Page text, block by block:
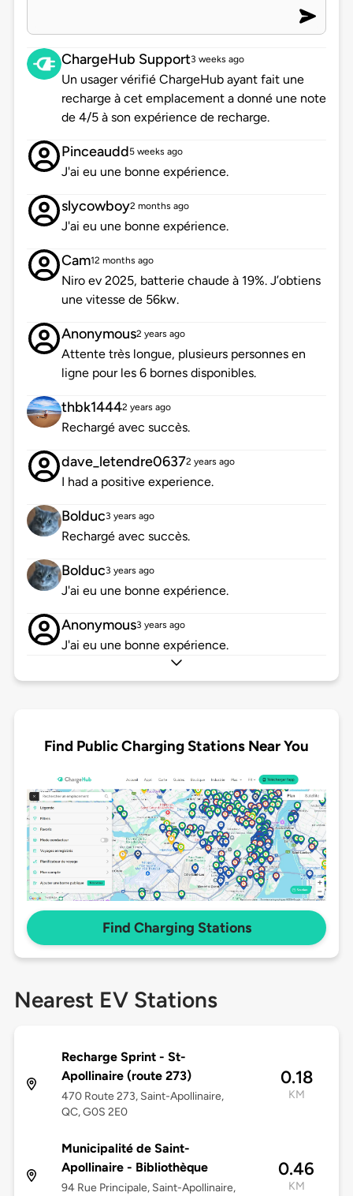
ChargeHub Support3 weeks ago
Un usager vérifié ChargeHub ayant fait une
recharge à cet emplacement a donné une note
de 4/5 à son expérience de recharge.
Pinceaudd5 weeks ago
J'ai eu une bonne expérience.
slycowboy2 months ago
J'ai eu une bonne expérience.
Cam12 months ago
Niro ev 2025, batterie chaude à 19%. J’obtiens
une vitesse de 56kw.
Anonymous2 years ago
Attente très longue, plusieurs personnes en
ligne pour les 6 bornes disponibles.
thbk14442 years ago
Rechargé avec succès.
dave_letendre06372 years ago
I had a positive experience.
Bolduc3 years ago
Rechargé avec succès.
Bolduc3 years ago
J'ai eu une bonne expérience.
Anonymous3 years ago
J'ai eu une bonne expérience.
Find Public Charging Stations Near You
Find Charging Stations
Nearest EV Stations
Recharge Sprint - St-
Apollinaire (route 273)
470 Route 273, Saint-Apollinaire,
QC, G0S 2E0
0.18
KM
Municipalité de Saint-
Apollinaire - Bibliothèque
94 Rue Principale, Saint-Apollinaire,
0.46
KM